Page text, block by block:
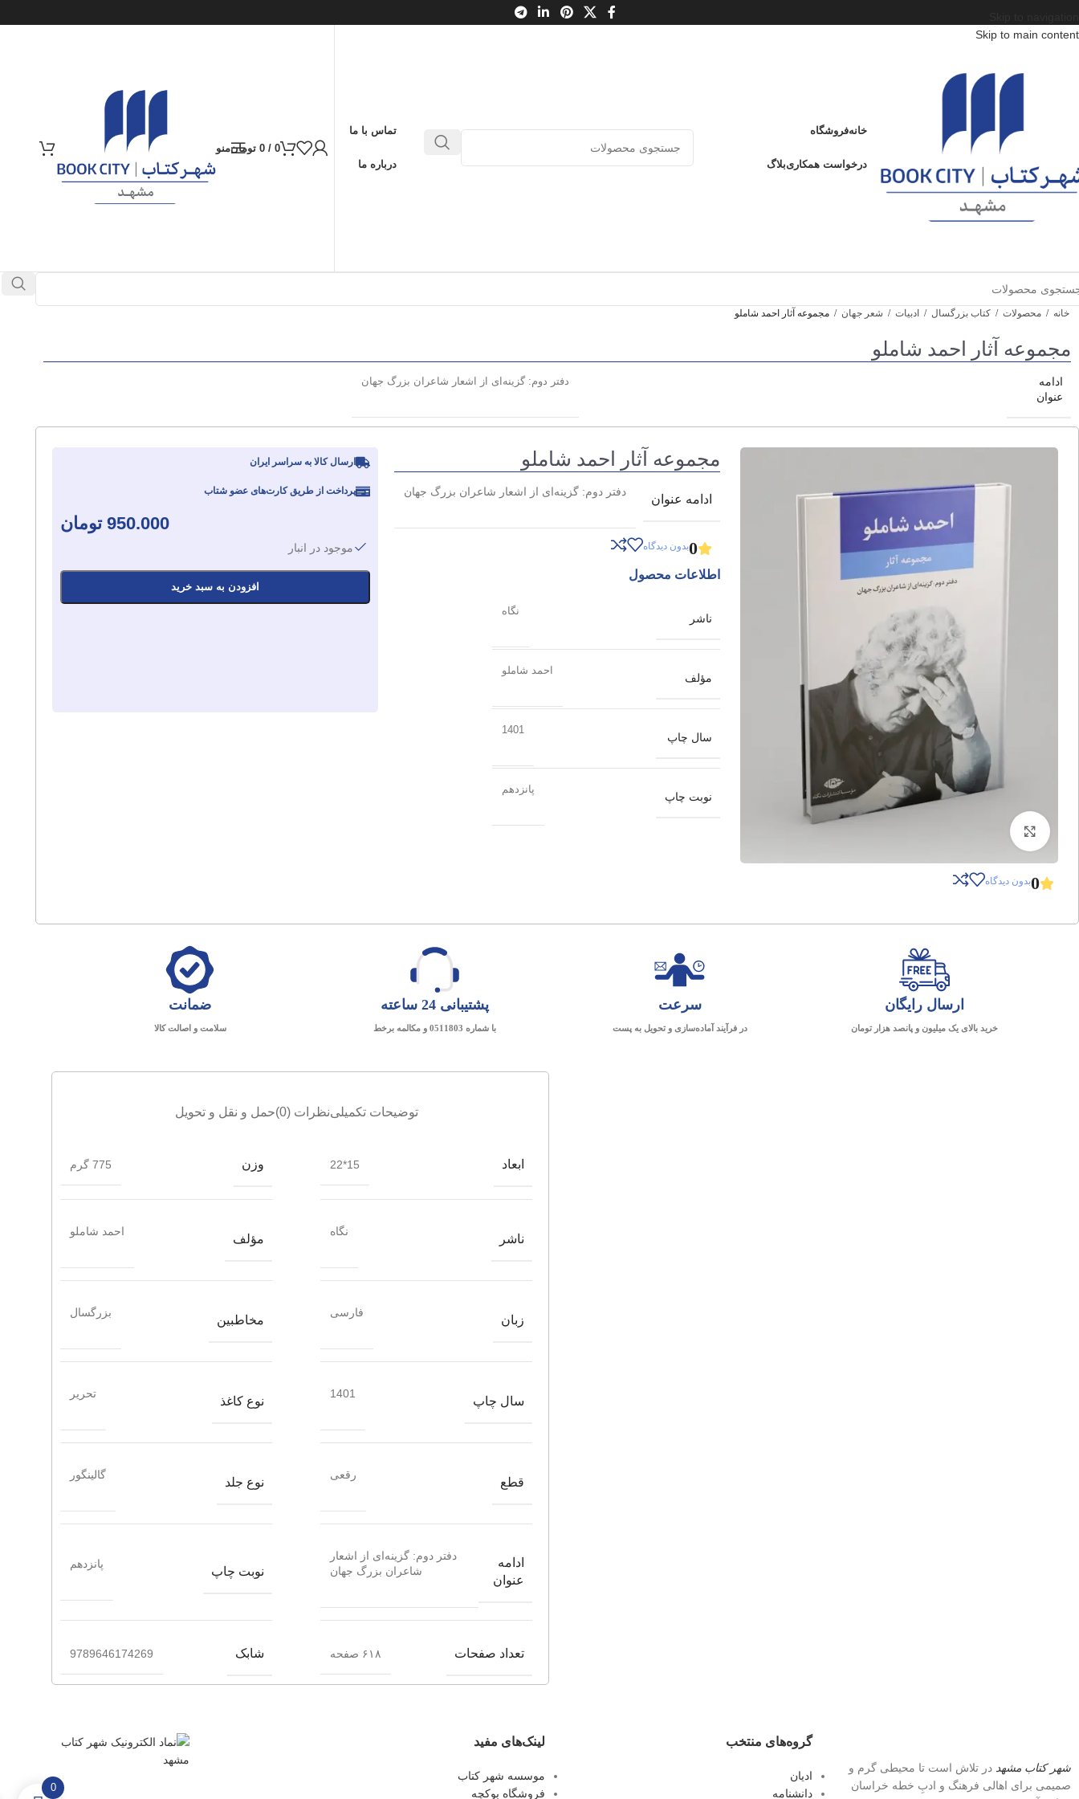
Skip to main content
خانهفروشگاه
درخواست همکاریبلاگ
تماس با ما
درباره ما
0
/
0 تومانمنو
خانه / محصولات / کتاب بزرگسال / ادبیات / شعر جهان / مجموعه آثار احمد شاملو
مجموعه آثار احمد شاملو
ادامه
عنوان
دفتر دوم: گزینه‌ای از اشعار شاعران بزرگ جهان
0بدون دیدگاه
مجموعه آثار احمد شاملو
ادامه عنوان
دفتر دوم: گزینه‌ای از اشعار شاعران بزرگ جهان
0بدون دیدگاه
اطلاعات محصول
ناشر
نگاه
مؤلف
احمد شاملو
سال چاپ
1401
نوبت چاپ
پانزدهم
ارسال کالا به سراسر ایران
پرداخت از طریق کارت‌های عضو شتاب
950.000 تومان
موجود در انبار
افزودن به سبد خرید
ارسال رایگان
خرید بالای یک میلیون و پانصد هزار تومان
سرعت
در فرآیند آماده‌سازی و تحویل به پست
پشتیبانی 24 ساعته
با شماره 0511803 و مکالمه برخط
ضمانت
سلامت و اصالت کالا
توضیحات تکمیلینظرات (0) حمل و نقل و تحویل
ابعاد 15*22 وزن 775 گرم
ناشر
نگاه
مؤلف
احمد شاملو
زبان
فارسی
مخاطبین
بزرگسال
سال چاپ
1401
نوع کاغذ
تحریر
قطع
رقعی
نوع جلد
گالینگور
ادامه
عنوان
دفتر دوم: گزینه‌ای از اشعار
شاعران بزرگ جهان
نوبت چاپ
پانزدهم
تعداد صفحات ۶۱۸ صفحه شابک 9789646174269
شهر کتاب مشهد در تلاش است تا محیطی گرم و
صمیمی برای اهالی فرهنگ و ادبِ خطه خراسان
گروه‌های منتخب
ادیان
دانشنامه
لینک‌های مفید
موسسه شهر کتاب
فروشگاه بوکچه
0